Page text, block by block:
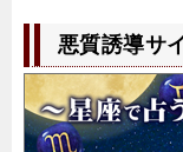
悪質誘導サ